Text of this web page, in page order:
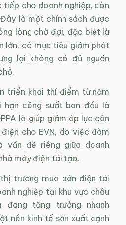
cho doanh nghiệp, còn
là một chính sách được
lòng chờ đợi, đặc biệt là
lớn, có mục tiêu giảm phát
lại không có đủ nguồn
triển khai thí điểm từ năm
công suất ban đầu là
là giúp giảm áp lực cân
cho EVN, do việc đàm
vấn đề riêng giữa doanh
máy điện tái tạo.
trường mua bán điện tái
nghiệp tại khu vực châu
đang tăng trưởng nhanh
nền kinh tế sản xuất cạnh